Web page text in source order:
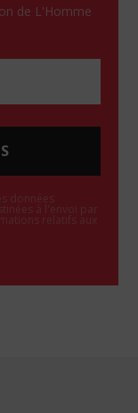
de L'Homme
données
à l'envoi par
relatifs aux